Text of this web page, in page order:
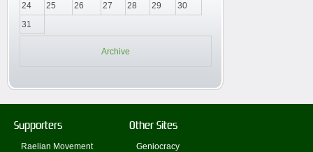
24
25 26 27 28 29
30
31
Archive
Supporters
Raelian Movement
Other Sites
Geniocracy